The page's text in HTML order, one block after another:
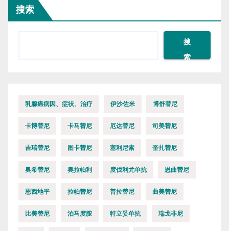
搜索
搜
索
乳腺癌病因、症状、治疗 伊沙佐米 博舒替尼
卡博替尼 卡马替尼 厄达替尼 司美替尼
吉瑞替尼 图卡替尼 塞利尼索 奎扎替尼
奥希替尼 奥拉帕利 度伐利尤单抗 恩曲替尼
恩西地平 拉帕替尼 普拉替尼 曲美替尼
比美替尼 泊马度胺 特立妥单抗 瑞戈非尼